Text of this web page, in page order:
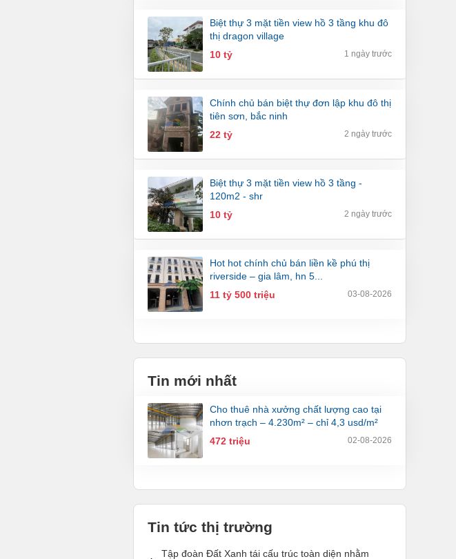
biệt thự 3 mặt tiền view hồ 3 tầng khu đô
thị dragon village
10 tỷ
1 ngày trước
chính chủ bán biệt thự đơn lập khu đô thị
tiên sơn, bắc ninh
22 tỷ
2 ngày trước
biệt thự 3 mặt tiền view hồ 3 tầng -
120m2 - shr
10 tỷ
2 ngày trước
hot hot chính chủ bán liền kề phú thị
riverside – gia lâm, hn 5...
11 tỷ 500 triệu
03-08-2026
Tin mới nhất
cho thuê nhà xưởng chất lượng cao tại
nhơn trạch – 4.230m² – chỉ 4,3 usd/m²
472 triệu
02-08-2026
Tin tức thị trường
Tập đoàn Đất Xanh tái cấu trúc toàn diện nhằm